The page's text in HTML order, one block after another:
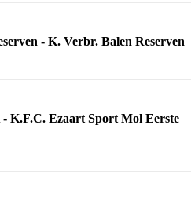
- K. Verbr. Balen Reserven
K.F.C. Ezaart Sport Mol Eerste